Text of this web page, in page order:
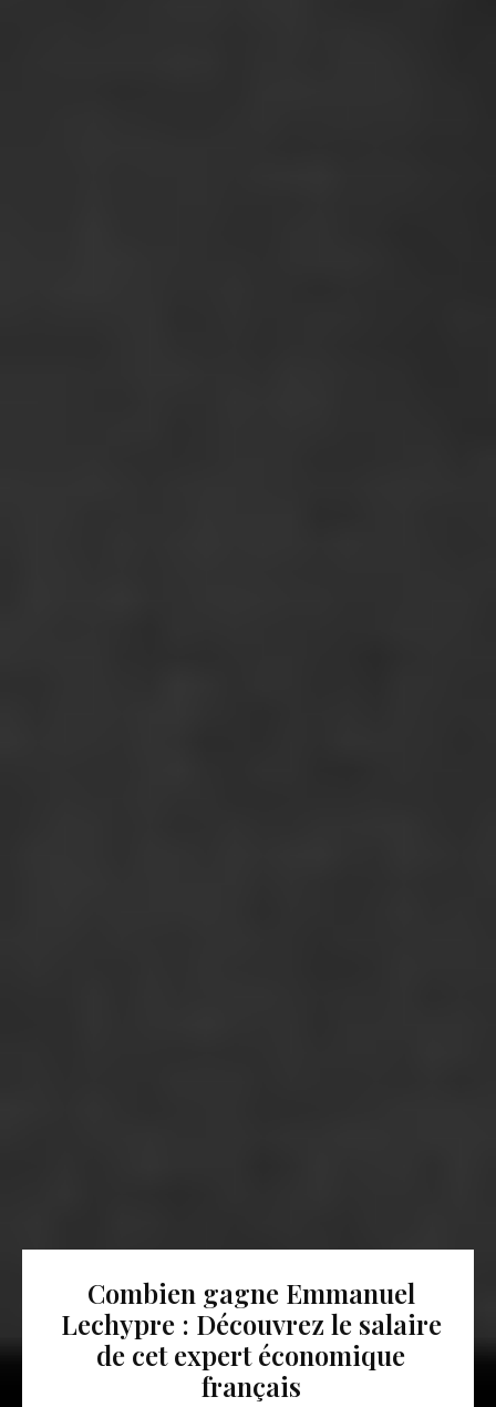
Combien gagne Emmanuel
Lechypre : Découvrez le salaire
de cet expert économique
français